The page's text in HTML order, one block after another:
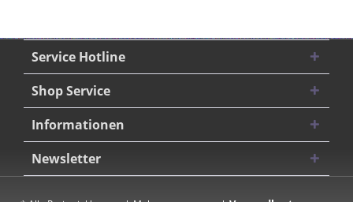
Service Hotline
Shop Service
Informationen
Newsletter